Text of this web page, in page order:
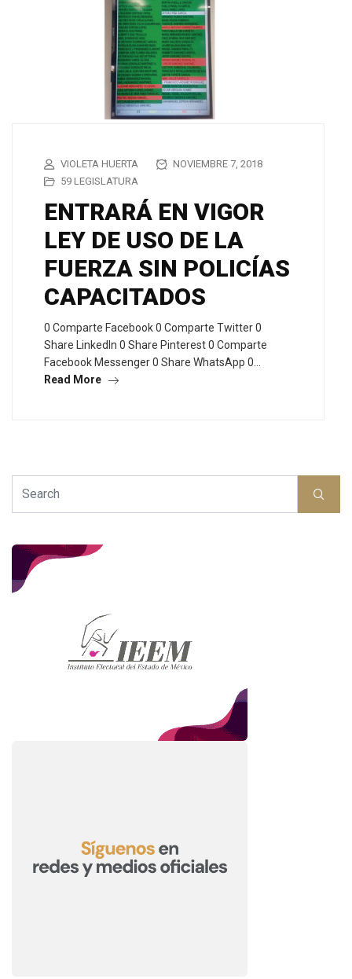
VIOLETA HUERTA
NOVIEMBRE 7, 2018
59 LEGISLATURA
ENTRARÁ EN VIGOR
LEY DE USO DE LA
FUERZA SIN POLICÍAS
CAPACITADOS
0 Comparte Facebook 0 Comparte Twitter 0
Share LinkedIn 0 Share Pinterest 0 Comparte
Facebook Messenger 0 Share WhatsApp 0…
Read More